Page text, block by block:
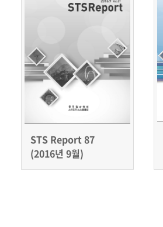
STS Report 87
(2016년 9월)